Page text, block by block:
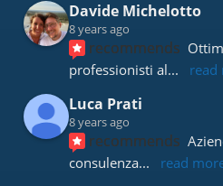
Davide Michelotto
8 years ago
recommends
professionisti al... read
Luca Prati
8 years ago
recommends
consulenza... read